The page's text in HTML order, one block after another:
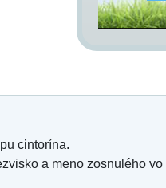
cintorína.
a meno zosnulého vo